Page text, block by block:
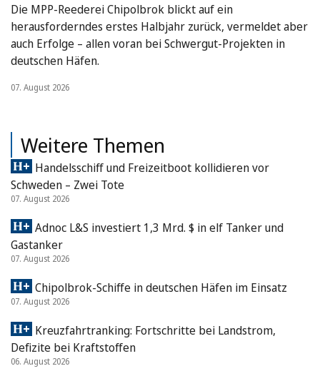
Die MPP-Reederei Chipolbrok blickt auf ein
herausforderndes erstes Halbjahr zurück, vermeldet aber
auch Erfolge – allen voran bei Schwergut-Projekten in
deutschen Häfen.
07. August 2026
Weitere Themen
Handelsschiff und Freizeitboot kollidieren vor
Schweden – Zwei Tote
07. August 2026
Adnoc L&S investiert 1,3 Mrd. $ in elf Tanker und
Gastanker
07. August 2026
Chipolbrok-Schiffe in deutschen Häfen im Einsatz
07. August 2026
Kreuzfahrtranking: Fortschritte bei Landstrom,
Defizite bei Kraftstoffen
06. August 2026